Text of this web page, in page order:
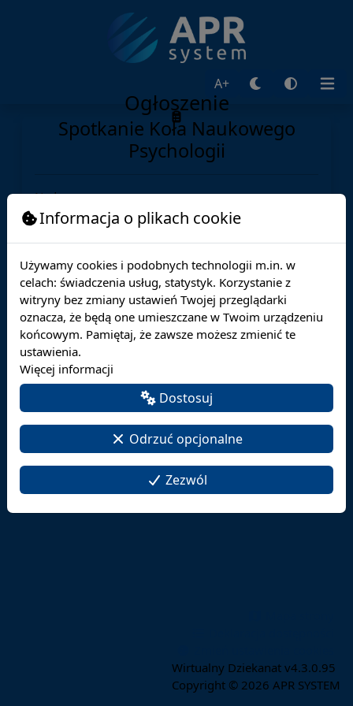
A+
Ogłoszenie
Spotkanie Koła Naukowego
Psychologii
Nadawca:
Adresat:
Opublikowane:
Ważne do:
11.11.2025
Szanowni Państwo,
serdecznie zapraszam na spotkanie Koła
Naukowego Psychologii
Temat spotkania: Pierwsza wizyta u psychologa –
konsultacja diagnostyczna.
Termin spotkania: 13.11.2025 godz. 18.00
Miejsce spotkania: na platformie Microsoft Teams w
zespole Koła Naukowego Psychologii
Kod dostępu: dh6gn1s
mgr Milena Durasiewicz
Wirtualny Dziekanat v4.3.0.95
Copyright © 2026 APR SYSTEM
Informacja o plikach cookie
Używamy cookies i podobnych technologii m.in. w
celach: świadczenia usług, statystyk. Korzystanie z
witryny bez zmiany ustawień Twojej przeglądarki
oznacza, że będą one umieszczane w Twoim urządzeniu
końcowym. Pamiętaj, że zawsze możesz zmienić te
ustawienia.
Więcej informacji
Dostosuj
Odrzuć opcjonalne
Zezwól